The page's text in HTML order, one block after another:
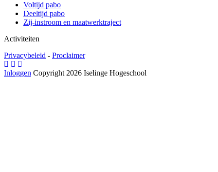
Voltijd pabo
Deeltijd pabo
Zij-instroom en maatwerktraject
Activiteiten
Privacybeleid - Proclaimer
Inloggen Copyright 2026 Iselinge Hogeschool